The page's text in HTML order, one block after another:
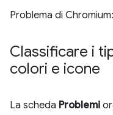
Problema di Chromium:
Classificare i
colori e icone
La scheda Problemi